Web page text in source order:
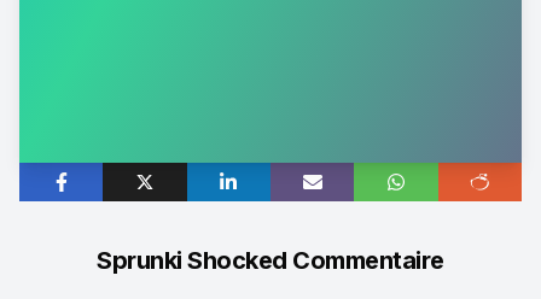
Sprunki Shocked Commentaire